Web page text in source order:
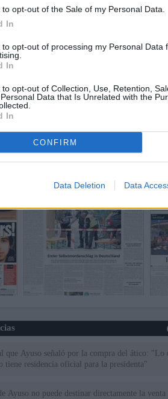
to opt-out of the Sale of my Personal Data.
In
to opt-out of processing my Personal Data
In
to opt-out of Collection, Use, Retention,
Data that Is Unrelated with the
In
CONFIRM
Data Deletion Data
que Ayuso señaló por la compra del ático: "Lo
tiene residencia oficial para la presidenta"
Ayuso no puede destinar directamente la